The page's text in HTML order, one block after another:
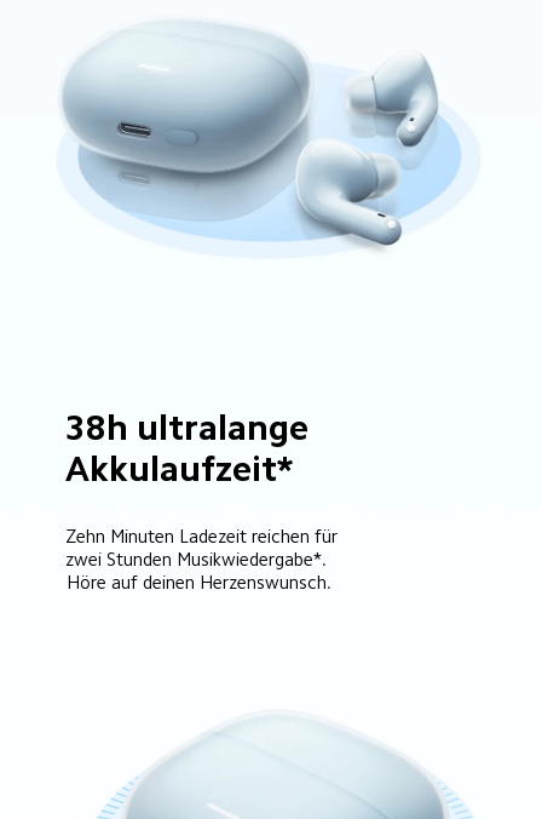
38h ultralange
Akkulaufzeit*
Zehn Minuten Ladezeit reichen für
zwei Stunden Musikwiedergabe*.
Höre auf deinen Herzenswunsch.